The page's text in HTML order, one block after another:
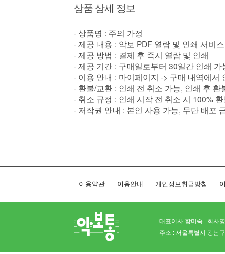
상품 상세 정보
- 상품명 : 주의 가정
- 제공 내용 : 악보 PDF 열람 및 인쇄 서비스
- 제공 방법 : 결제 후 즉시 열람 및 인쇄
- 제공 기간 : 구매일로부터 30일간 인쇄
- 이용 안내 : 마이페이지 -> 구매 내역에서
- 환불/교환 : 인쇄 전 취소 가능, 인쇄 후 환
- 취소 규정 : 인쇄 시작 전 취소 시 100%
- 저작권 안내 : 본인 사용 가능, 무단 배포
이용약관 이용안내 개인정보취급방침
대표이사 함미숙 | 회사
주소 : 서울특별시 강남